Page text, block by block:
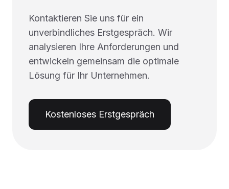
Kontaktieren Sie uns für ein
unverbindliches Erstgespräch. Wir
analysieren Ihre Anforderungen und
entwickeln gemeinsam die optimale
Lösung für Ihr Unternehmen.
Kostenloses Erstgespräch